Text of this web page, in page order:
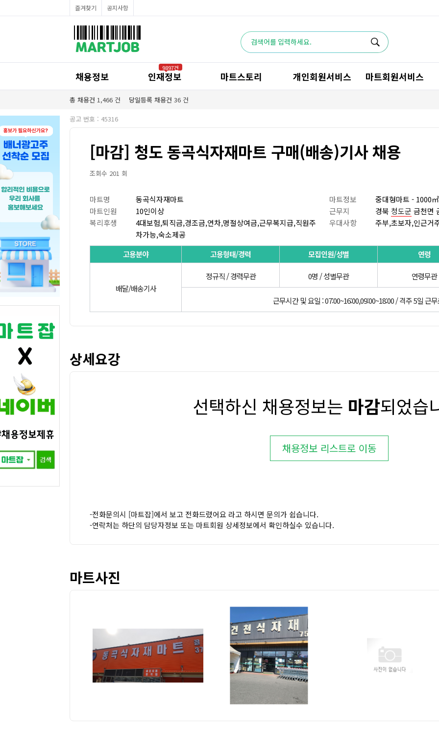
공산직원채용정보
농산/야채청과직원채용정보
수산직원채용정보
즐겨찾기 공지사항
채용정보 인재정보
9897건
마트스토리 개인회원서비스 마트회원서비스
총 채용건 1,466 건 당일등록 채용건 36 건
공고 번호 : 45316
[마감] 청도 동곡식자재마트 구매(배송)기사 채용
조회수 201 회
마트명 동곡식자재마트 마트정보
중대형마트 - 1000
마트인원
10인이상 근무지 경북 청도군 금천면
복리후생
4대보험,퇴직금,경조금,연차,명절상여금,근무복지급,직원주
차가능,숙소제공
우대사항 주부,초보자,인근거
고용분야 고용형태/경력 모집인원/성별 연령
배달/배송기사
정규직 / 경력무관 0명 / 성별무관 연령무관
근무시간 및 요일 : 07:00~16:00,09:00~18:00 / 격주 5일 근
상세요강
선택하신 채용정보는 마감되었습
채용정보 리스트로 이동
-전화문의시 [마트잡]에서 보고 전화드렸어요 라고 하시면 문의가 쉽습니다.
-연락처는 하단의 담당자정보 또는 마트회원 상세정보에서 확인하실수 있습니다.
마트사진